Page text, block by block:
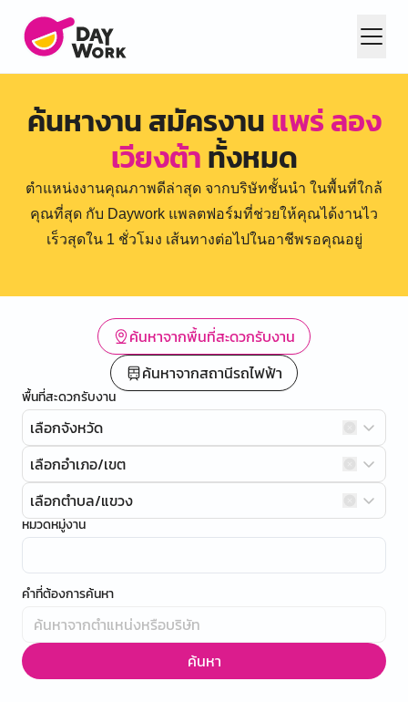
ค้นหางาน สมัครงานแพร่ ลอง
เวียงต้าทั้งหมด
ตำแหน่งงานคุณภาพดีล่าสุด จากบริษัทชั้นนำ ในพื้นที่ใกล้
คุณที่สุด กับ Daywork แพลตฟอร์มที่ช่วยให้คุณได้งานไว
เร็วสุดใน 1 ชั่วโมง เส้นทางต่อไปในอาชีพรอคุณอยู่
ค้นหาจากพื้นที่สะดวกรับงาน
ค้นหาจากสถานีรถไฟฟ้า
พื้นที่สะดวกรับงาน
เลือกจังหวัด
เลือกอำเภอ/เขต
เลือกตำบล/แขวง
หมวดหมู่งาน
คำที่ต้องการค้นหา
ค้นหา